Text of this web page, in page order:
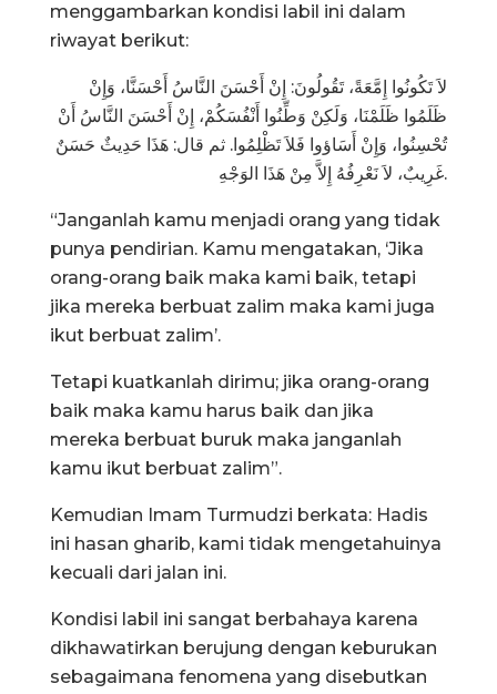
menggambarkan kondisi labil ini dalam
riwayat berikut:
لاَ تَكُونُوا إِمَّعَةً، تَقُولُونَ: إِنْ أَحْسَنَ النَّاسُ أَحْسَنَّا، وَإِنْ
ظَلَمُوا ظَلَمْنَا، وَلَكِنْ وَطِّنُوا أَنْفُسَكُمْ، إِنْ أَحْسَنَ النَّاسُ أَنْ
تُحْسِنُوا، وَإِنْ أَسَاؤوا فَلاَ تَظْلِمُوا. ثم قال: هَذَا حَدِيثٌ حَسَنٌ
غَرِيبٌ، لاَ نَعْرِفُهُ إِلاَّ مِنْ هَذَا الوَجْهِ.
“Janganlah kamu menjadi orang yang tidak
punya pendirian. Kamu mengatakan, ‘Jika
orang-orang baik maka kami baik, tetapi
jika mereka berbuat zalim maka kami juga
ikut berbuat zalim’.
Tetapi kuatkanlah dirimu; jika orang-orang
baik maka kamu harus baik dan jika
mereka berbuat buruk maka janganlah
kamu ikut berbuat zalim”.
Kemudian Imam Turmudzi berkata: Hadis
ini hasan gharib, kami tidak mengetahuinya
kecuali dari jalan ini.
Kondisi labil ini sangat berbahaya karena
dikhawatirkan berujung dengan keburukan
sebagaimana fenomena yang disebutkan